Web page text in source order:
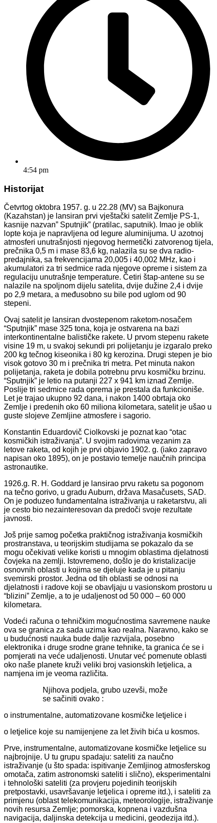
4:54 pm
Historijat
Četvrtog oktobra 1957. g. u 22.28 (MV) sa Bajkonura
(Kazahstan) je lansiran prvi vještački satelit Zemlje PS-1,
kasnije nazvan” Sputnjik” (pratilac, saputnik). Imao je oblik
lopte koja je napravljena od legure aluminijuma. U azotnoj
atmosferi unutrašnjosti njegovog hermetički zatvorenog tijela,
prečnika 0,5 m i mase 83,6 kg, nalazila su se dva radio-
predajnika, sa frekvencijama 20,005 i 40,002 MHz, kao i
akumulatori za tri sedmice rada njegove opreme i sistem za
regulaciju unutrašnje temperature. Četiri štap-antene su se
nalazile na spoljnom dijelu satelita, dvije dužine 2,4 i dvije
po 2,9 metara, a međusobno su bile pod uglom od 90
stepeni.
Ovaj satelit je lansiran dvostepenom raketom-nosačem
“Sputnjik” mase 325 tona, koja je ostvarena na bazi
interkontinentalne balističke rakete. U prvom stepenu rakete
visine 19 m, u svakoj sekundi pri polijetanju je izgaralo preko
200 kg tečnog kiseonika i 80 kg kerozina. Drugi stepen je bio
visok gotovo 30 m i prečnika tri metra. Pet minuta nakon
polijetanja, raketa je dobila potrebnu prvu kosmičku brzinu.
“Sputnjik” je letio na putanji 227 x 941 km iznad Zemlje.
Poslije tri sedmice rada oprema je prestala da funkcioniše.
Let je trajao ukupno 92 dana, i nakon 1400 obrtaja oko
Zemlje i predenih oko 60 miliona kilometara, satelit je ušao u
guste slojeve Zemljine atmosfere i sagorio.
Konstantin Eduardovič Ciolkovski je poznat kao “otac
kosmičkih istraživanja”. U svojim radovima vezanim za
letove raketa, od kojih je prvi objavio 1902. g. (iako zapravo
napisan oko 1895), on je postavio temelje naučnih principa
astronautike.
1926.g. R. H. Goddard je lansirao prvu raketu sa pogonom
na tečno gorivo, u gradu Auburn, država Masačusets, SAD.
On je poduzeo fundamentalna istraživanja u raketarstvu, ali
je cesto bio nezainteresovan da predoči svoje rezultate
javnosti.
Još prije samog početka praktičnog istraživanja kosmičkih
prostranstava, u teorijskim studijama se pokazalo da se
mogu očekivati velike koristi u mnogim oblastima djelatnosti
čovjeka na zemlji. Istovremeno, došlo je do kristalizacije
osnovnih oblasti u kojima se djeluje kada je u pitanju
svemirski prostor. Jedna od tih oblasti se odnosi na
djelatnosti i radove koji se obavljaju u vasionskom prostoru u
“blizini” Zemlje, a to je udaljenost od 50 000 – 60 000
kilometara.
Vodeći računa o tehničkim mogućnostima savremene nauke
ova se granica za sada uzima kao realna. Naravno, kako se
u budućnosti nauka bude dalje razvijala, posebno
elektronika i druge srodne grane tehnike, ta granica će se i
pomjerati na veće udaljenosti. Unutar već pomenute oblasti
oko naše planete kruži veliki broj vasionskih letjelica, a
namjena im je veoma različita.
Njihova podjela, grubo uzevši, može
se sačiniti ovako :
o instrumentalne, automatizovane kosmičke letjelice i
o letjelice koje su namijenjene za let živih bića u kosmos.
Prve, instrumentalne, automatizovane kosmičke letjelice su
najbrojnije. U tu grupu spadaju: sateliti za naučno
istraživanje (u što spada: ispitivanje Zemljinog atmosferskog
omotača, zatim astronomski sateliti i slično), eksperimentalni
i tehnološki sateliti (za provjeru pojedinih teorijskih
pretpostavki, usavršavanje letjelica i opreme itd.), i sateliti za
primjenu (oblast telekomunikacija, meteorologije, istraživanje
novih resursa Zemlje; pomorska, kopnena i vazdušna
navigacija, daljinska detekcija u medicini, geodezija itd.).